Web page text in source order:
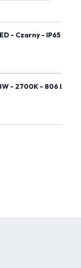
- Czarny - IP65 -
- 2700K - 806